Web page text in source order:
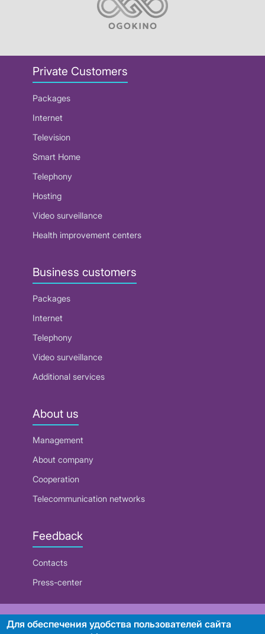
Private Customers
Packages
Internet
Television
Smart Home
Telephony
Hosting
Video surveillance
Health improvement centers
Business customers
Packages
Internet
Telephony
Video surveillance
Additional services
About us
Management
About company
Cooperation
Telecommunication networks
Feedback
Contacts
Press-center
RUE "Beltelecom"
Для обеспечения удобства пользователей сайта